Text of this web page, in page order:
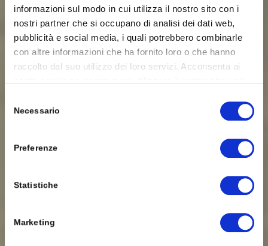
informazioni sul modo in cui utilizza il nostro sito con i
nostri partner che si occupano di analisi dei dati web,
pubblicità e social media, i quali potrebbero combinarle
con altre informazioni che ha fornito loro o che hanno
raccolto dal suo utilizzo dei loro servizi. Acconsenta ai
delNecessario
Preferenze
Statistiche
Marketing